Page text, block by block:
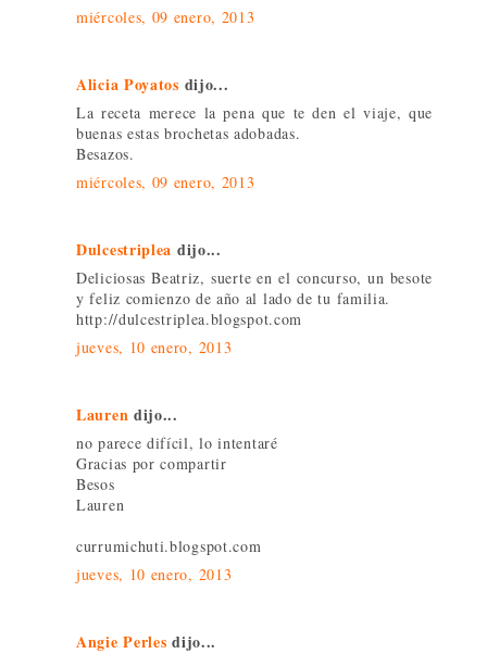
miércoles, 09 enero, 2013
Alicia Poyatos dijo...
La receta merece la pena que te den el viaje, que
buenas estas brochetas adobadas.
Besazos.
miércoles, 09 enero, 2013
Dulcestriplea dijo...
Deliciosas Beatriz, suerte en el concurso, un besote
y feliz comienzo de año al lado de tu familia.
http://dulcestriplea.blogspot.com
jueves, 10 enero, 2013
Lauren dijo...
no parece difícil, lo intentaré
Gracias por compartir
Besos
Lauren
currumichuti.blogspot.com
jueves, 10 enero, 2013
Angie Perles dijo...